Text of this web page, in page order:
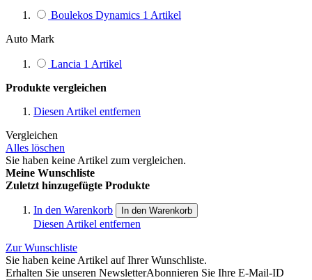
Boulekos Dynamics 1 Artikel
Auto Mark
Lancia 1 Artikel
Produkte vergleichen
Diesen Artikel entfernen
Vergleichen
Alles löschen
Sie haben keine Artikel zum vergleichen.
Meine Wunschliste
Zuletzt hinzugefügte Produkte
In den Warenkorb In den Warenkorb
Diesen Artikel entfernen
Zur Wunschliste
Sie haben keine Artikel auf Ihrer Wunschliste.
Erhalten Sie unseren NewsletterAbonnieren Sie Ihre E-Mail-ID